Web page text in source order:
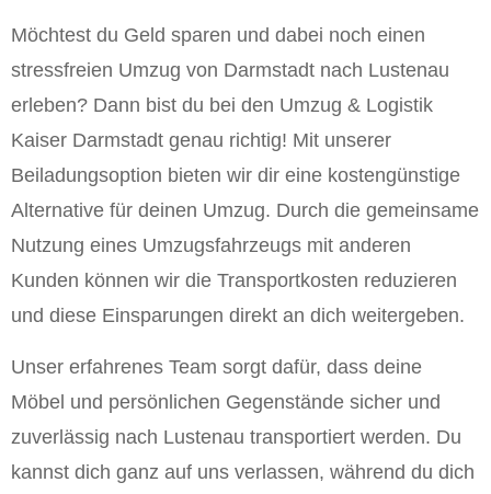
Möchtest du Geld sparen und dabei noch einen
stressfreien Umzug von Darmstadt nach Lustenau
erleben? Dann bist du bei den Umzug & Logistik
Kaiser Darmstadt genau richtig! Mit unserer
Beiladungsoption bieten wir dir eine kostengünstige
Alternative für deinen Umzug. Durch die gemeinsame
Nutzung eines Umzugsfahrzeugs mit anderen
Kunden können wir die Transportkosten reduzieren
und diese Einsparungen direkt an dich weitergeben.
Unser erfahrenes Team sorgt dafür, dass deine
Möbel und persönlichen Gegenstände sicher und
zuverlässig nach Lustenau transportiert werden. Du
kannst dich ganz auf uns verlassen, während du dich